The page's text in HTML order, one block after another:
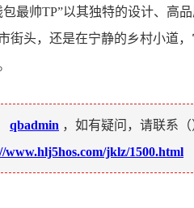
最帅TP”以其独特的设计、高
街头，还是在宁静的乡村小道
qbadmin ，如有疑问，请联系（
www.hlj5hos.com/jklz/1500.html